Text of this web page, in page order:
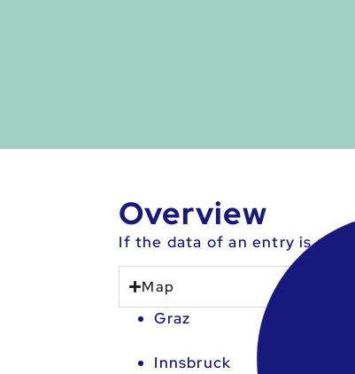
Overview
If the data of an entry is no
Map
Graz
Innsbruck